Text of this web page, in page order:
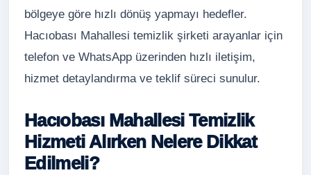
bölgeye göre hızlı dönüş yapmayı hedefler.
Hacıobası Mahallesi temizlik şirketi arayanlar için
telefon ve WhatsApp üzerinden hızlı iletişim,
hizmet detaylandırma ve teklif süreci sunulur.
Hacıobası Mahallesi Temizlik
Hizmeti Alırken Nelere Dikkat
Edilmeli?